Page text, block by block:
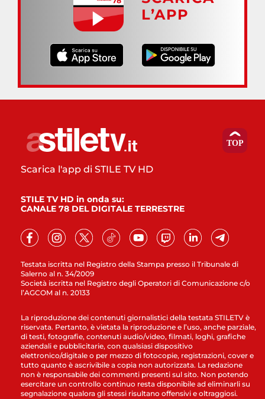
L’APP
Testata iscritta nel Registro della Stampa presso il Tribunale di
Salerno al n. 34/2009
Società iscritta nel Registro degli Operatori di Comunicazione c/o
l’AGCOM al n. 20133
Scarica l'app di STILE TV HD
STILE TV HD in onda su:
CANALE 78 DEL DIGITALE TERRESTRE
La riproduzione dei contenuti giornalistici della testata STILETV è
riservata. Pertanto, è vietata la riproduzione e l’uso, anche parziale,
di testi, fotografie, contenuti audio/video, filmati, loghi, grafiche
aziendali e pubblicitarie, con qualsiasi dispositivo
elettronico/digitale o per mezzo di fotocopie, registrazioni, cover e
tutto quanto è ascrivibile a copia non autorizzata. La redazione
non è responsabile dei commenti presenti sul sito. Non potendo
esercitare un controllo continuo resta disponibile ad eliminarli su
segnalazione qualora gli stessi risultano offensivi e oltraggiosi.